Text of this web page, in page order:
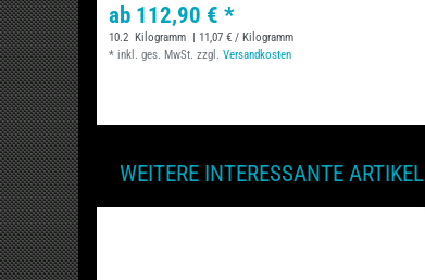
ab 112,90 € *
10.2 Kilogramm | 11,07 € / Kilogramm
*inkl. ges. MwSt. zzgl.Versandkosten
WEITERE INTERESSANTE ARTIKEL